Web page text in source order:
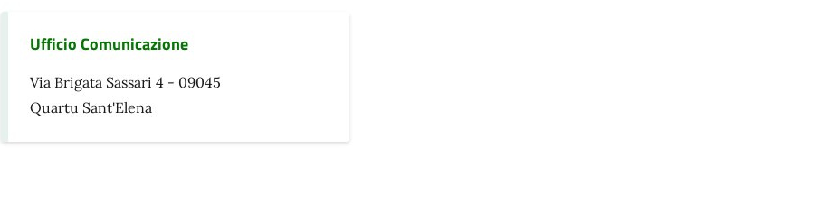
Ufficio Comunicazione
Via Brigata Sassari 4 - 09045
Quartu Sant'Elena